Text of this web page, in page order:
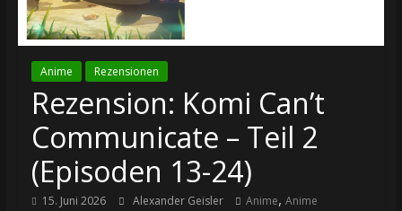
Anime Rezensionen
Rezension: Komi Can’t
Communicate – Teil 2
(Episoden 13-24)
15. Juni 2026 Alexander Geisler Anime, Anime